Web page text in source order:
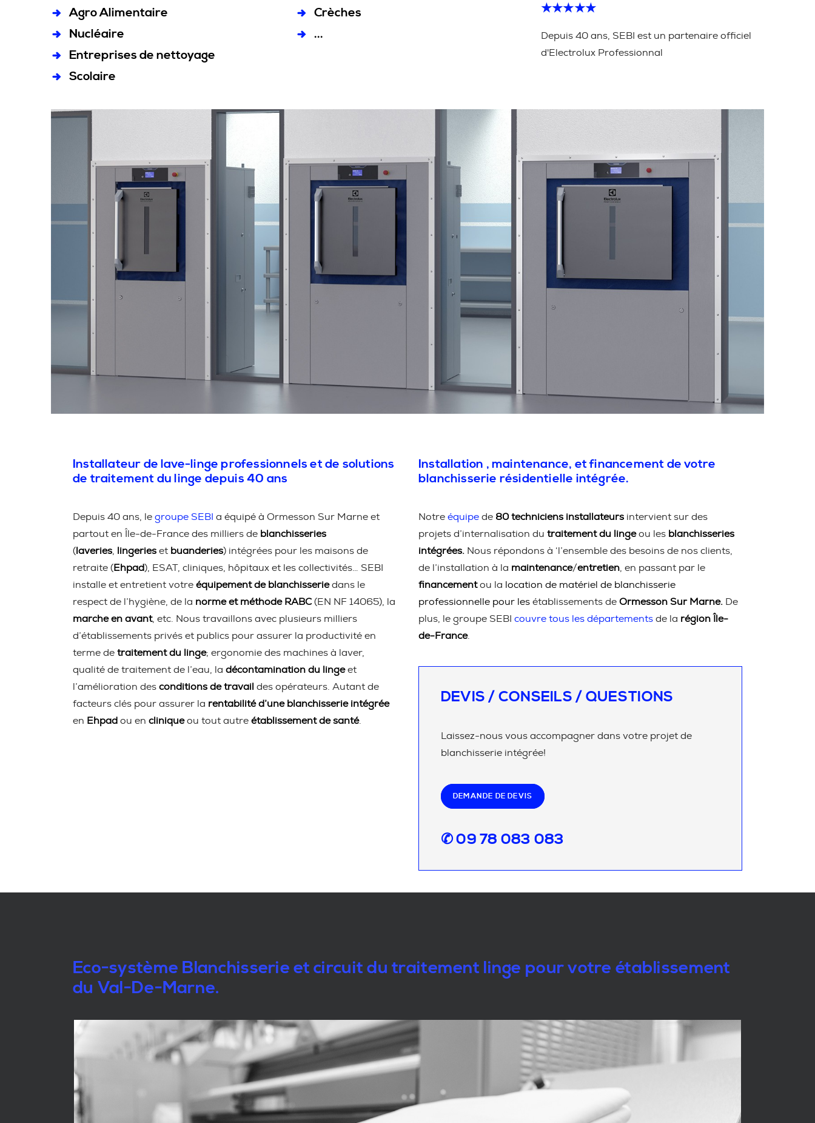
Agro Alimentaire
Nucléaire
Entreprises de nettoyage
Scolaire
Crèches
...
★★★★★
Depuis 40 ans, SEBI est un partenaire officiel
d'Electrolux Professionnal
Installateur de lave-linge professionnels et de solutions
de traitement du linge depuis 40 ans
Depuis 40 ans, le groupe SEBI a équipé à Ormesson Sur Marne et
partout en Île-de-France des milliers de blanchisseries
( laveries lingeries et buanderies) intégrées pour les maisons de
retraite (Ehpad), ESAT, cliniques, hôpitaux et les collectivités… SEBI
installe et entretient votre équipement de blanchisseriedans le
respect de l’hygiène, de la norme et méthode RABC(EN NF 14065), la
marche en avant, etc. Nous travaillons avec plusieurs milliers
d’établissements privés et publics pour assurer la productivité en
terme de traitement du linge; ergonomie des machines à laver,
qualité de traitement de l’eau, la décontamination du lingeet
l’amélioration des conditions de travail des opérateurs. Autant de
facteurs clés pour assurer la rentabilité d’une blanchisserie intégrée
en Ehpad ou en cliniqueou tout autre établissement de santé.
Installation , maintenance, et financement de votre
blanchisserie résidentielle intégrée.
Notre équipe de 80 techniciens installateurs intervient sur des
projets d’internalisation du traitement du lingeou les blanchisseries
intégrées. Nous répondons à ‘l’ensemble des besoins de nos clients,
de l’installation à la maintenance/entretien , en passant par le
financementou la location de matériel de blanchisserie
professionnelle pour les établissements de Ormesson Sur Marne. De
plus, le groupe SEBI couvre tous les départements de la région Île-
de-France.
DEVIS / CONSEILS / QUESTIONS
Laissez-nous vous accompagner dans votre projet de
blanchisserie intégrée!
DEMANDE DE DEVIS
✆ 09 78 083 083
Eco-système Blanchisserie et circuit du traitement linge pour votre établissement
du Val-De-Marne.